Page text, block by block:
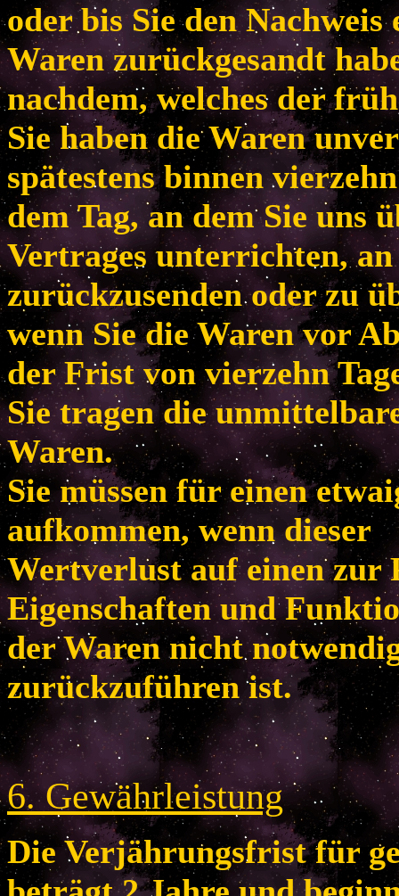
oder bis Sie den
Waren zurückgesandt
nachdem, welches der
Sie haben die Waren
spätestens binnen
dem Tag, an dem Sie uns
Vertrages unterrichten, an
zurückzusenden oder zu
wenn Sie die Waren vor
der Frist von vierzehn
Sie tragen die
Waren.
Sie müssen für einen
aufkommen, wenn dieser
Wertverlust auf einen zur
Eigenschaften und
der Waren nicht
zurückzuführen ist.
6. Gewährleistung
Die Verjährungsfrist für